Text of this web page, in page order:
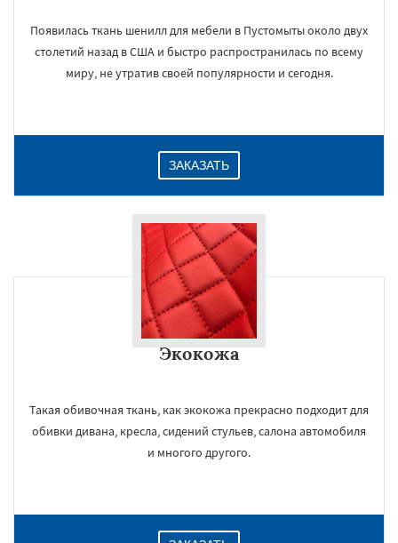
Появилась ткань шенилл для мебели в Пустомыты около двух
столетий назад в США и быстро распространилась по всему
миру, не утратив своей популярности и сегодня.
ЗАКАЗАТЬ
Экокожа
Такая обивочная ткань, как экокожа прекрасно подходит для
обивки дивана, кресла, сидений стульев, салона автомобиля
и многого другого.